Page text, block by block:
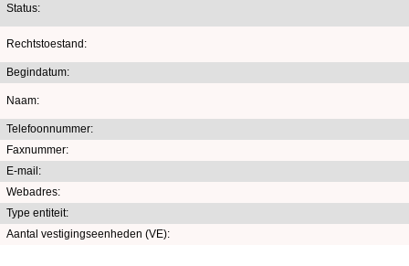
Status:
Rechtstoestand:
Begindatum:
Naam:
Telefoonnummer:
Faxnummer:
E-mail:
Webadres:
Type entiteit:
Aantal vestigingseenheden (VE):